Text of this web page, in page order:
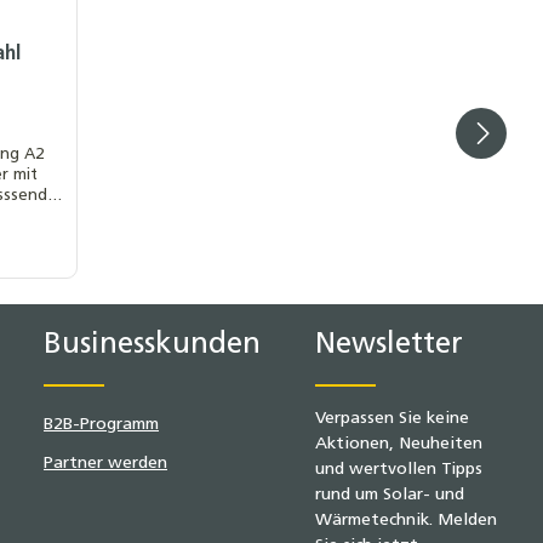
A2
mit
(dc):
15mm
VPE: 50Businesskunden
B2B-Programm
Partner werden
Newsletter
Verpassen Sie keine
Aktionen, Neuheiten
und wertvollen Tipps
rund um Solar- und
Wärmetechnik. Melden